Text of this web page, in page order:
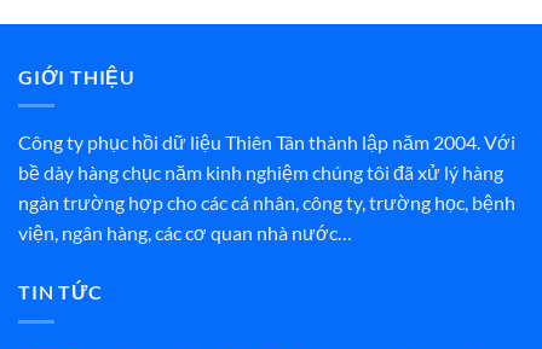
GIỚI THIỆU
Công ty phục hồi dữ liệu Thiên Tân thành lập năm 2004. Với
bề dày hàng chục năm kinh nghiệm chúng tôi đã xử lý hàng
ngàn trường hợp cho các cá nhân, công ty, trường học, bệnh
viện, ngân hàng, các cơ quan nhà nước…
TIN TỨC